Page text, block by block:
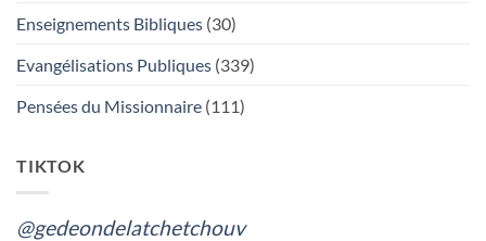
DIEU
FUNERAILLES,
TON
Enseignements Bibliques (30)
Evangélisations Publiques (339)
Pensées du Missionnaire (111)
TIKTOK
@gedeondelatchetchouv